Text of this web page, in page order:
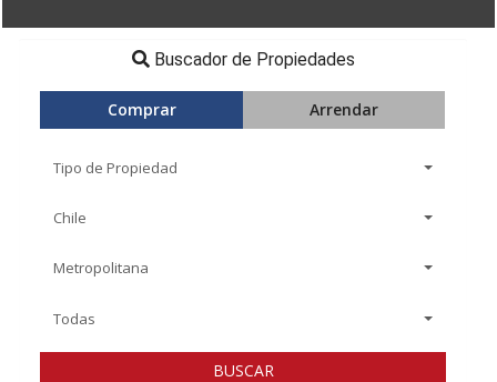
Buscador de Propiedades
Comprar Arrendar
Tipo de Propiedad
Chile
Metropolitana
Todas
BUSCAR